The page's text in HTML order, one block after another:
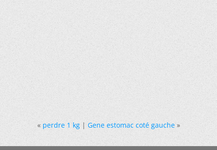
« perdre 1 kg|Gene estomac coté gauche »